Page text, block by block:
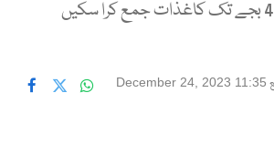
امیدوار شام ساڑھے 4 بجے تک کاغذات جمع کرا سکیں
December 24, 2023 11:35